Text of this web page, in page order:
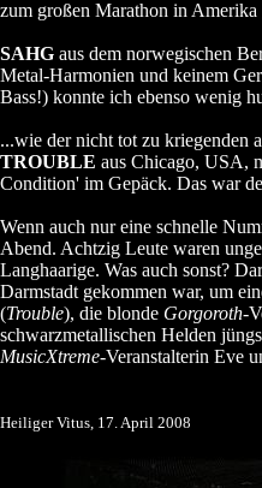
zum großen Marathon in Amerika
SAHG aus dem norwegischen
Metal-Harmonien und keinem
Bass!) konnte ich ebenso wenig
...wie der nicht tot zu kriegenden
TROUBLE aus Chicago, USA,
Condition' im Gepäck. Das war
Wenn auch nur eine schnelle
Abend. Achtzig Leute waren
Langhaarige. Was auch sonst?
Darmstadt gekommen war, um
(Trouble), die blonde Gorgoroth-
schwarzmetallischen Helden
MusicXtreme-Veranstalterin Eve
Heiliger Vitus, 17. April 2008